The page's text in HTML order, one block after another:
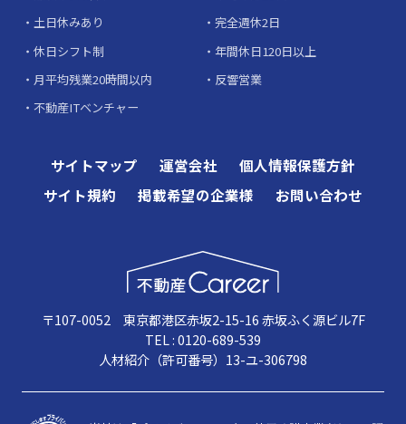
土日休みあり
完全週休2日
休日シフト制
年間休日120日以上
月平均残業20時間以内
反響営業
不動産ITベンチャー
サイトマップ 運営会社
個人情報保護方針
サイト規約
掲載希望の企業様 お問い合わせ
〒107-0052 東京都港区赤坂2-15-16 赤坂ふく源ビル7F
TEL : 0120-689-539
人材紹介（許可番号）13-ユ-306798